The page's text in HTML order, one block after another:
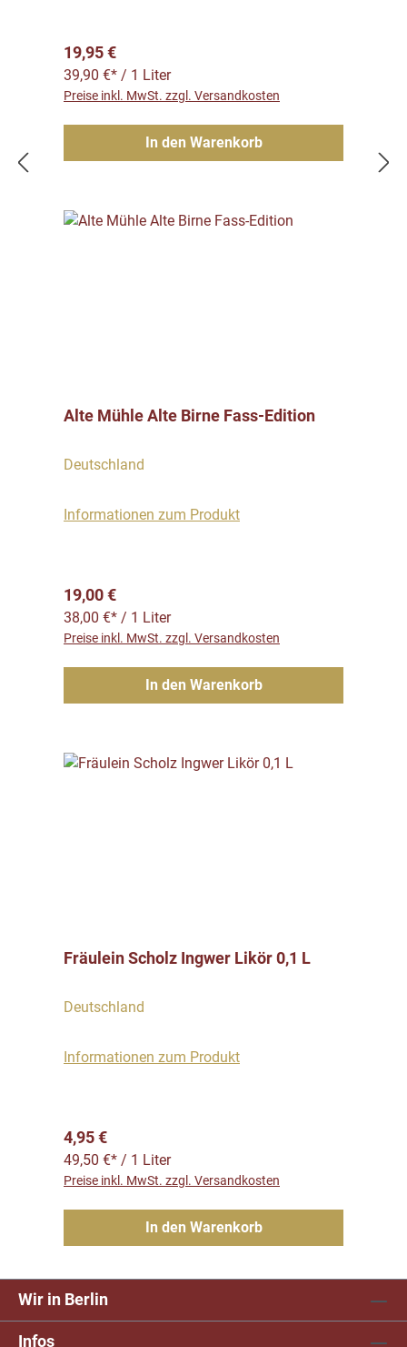
Regulärer Preis:
19,95 €
39,90 €* / 1 Liter
Preise inkl. MwSt. zzgl. Versandkosten
In den Warenkorb
Alte Mühle Alte Birne Fass-Edition
Deutschland
Informationen zum Produkt
Regulärer Preis:
19,00 €
38,00 €* / 1 Liter
Preise inkl. MwSt. zzgl. Versandkosten
In den Warenkorb
Fräulein Scholz Ingwer Likör 0,1 L
Deutschland
Informationen zum Produkt
Regulärer Preis:
4,95 €
49,50 €* / 1 Liter
Preise inkl. MwSt. zzgl. Versandkosten
In den Warenkorb
Wir in Berlin
Infos